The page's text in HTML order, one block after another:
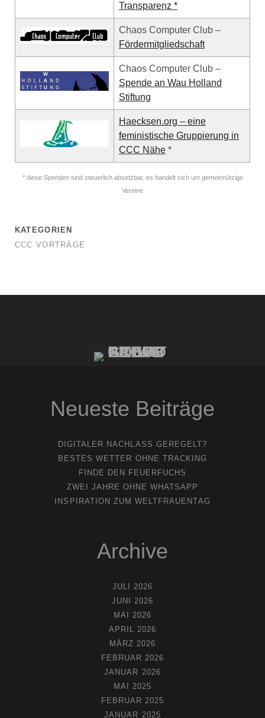
Transparenz *
Chaos Computer Club –
Fördermitgliedschaft
Chaos Computer Club –
Spende an Wau Holland
Stiftung
Haecksen.org – eine
feministische Gruppierung in
CCC Nähe*
* diese Spenden sind steuerlich absetzbar, es handelt sich um gemeinnützige
Vereine
KATEGORIEN
CCC VORTRÄGE
Neueste Beiträge
DIGITALER NACHLASS GEREGELT?
BESTES WETTER OHNE TRACKING
FINDE DEN FEUERFUCHS
ZWEI JAHRE OHNE WHATSAPP
INSPIRATION ZUM WELTFRAUENTAG
Archive
JULI 2026
JUNI 2026
MAI 2026
APRIL 2026
MÄRZ 2026
FEBRUAR 2026
JANUAR 2026
MAI 2025
FEBRUAR 2025
JANUAR 2025